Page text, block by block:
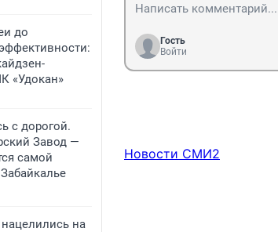
до
«Удокан»
с дорогой.
Завод —
самой
на
Гость
Войти
Новости СМИ2